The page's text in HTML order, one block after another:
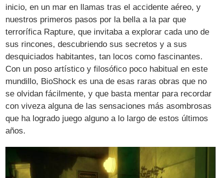
inicio, en un mar en llamas tras el accidente aéreo, y
nuestros primeros pasos por la bella a la par que
terrorífica Rapture, que invitaba a explorar cada uno de
sus rincones, descubriendo sus secretos y a sus
desquiciados habitantes, tan locos como fascinantes.
Con un poso artístico y filosófico poco habitual en este
mundillo, BioShock es una de esas raras obras que no
se olvidan fácilmente, y que basta mentar para recordar
con viveza alguna de las sensaciones más asombrosas
que ha logrado juego alguno a lo largo de estos últimos
años.